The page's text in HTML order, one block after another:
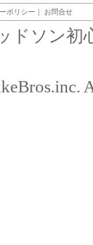
ポリシー お問合せ
ドソン初